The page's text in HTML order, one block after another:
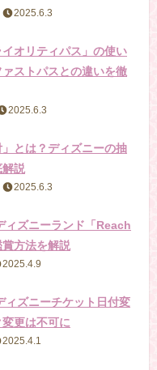
2025.6.3
オリティパス」の使い
ストパスとの違いを徹
2025.6.3
」とは？ディズニーの抽
解説
2025.6.3
ィズニーランド「Reach
方法を解説
2025.4.9
ィズニーチケット日付変
更は不可に
2025.4.1